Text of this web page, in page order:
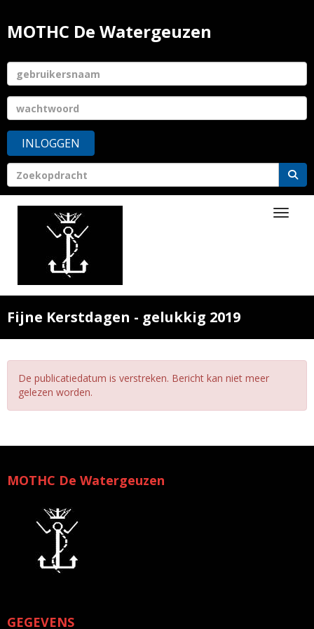
MOTHC De Watergeuzen
INLOGGEN
Fijne Kerstdagen - gelukkig 2019
De publicatiedatum is verstreken. Bericht kan niet meer
gelezen worden.
MOTHC De Watergeuzen
GEGEVENS